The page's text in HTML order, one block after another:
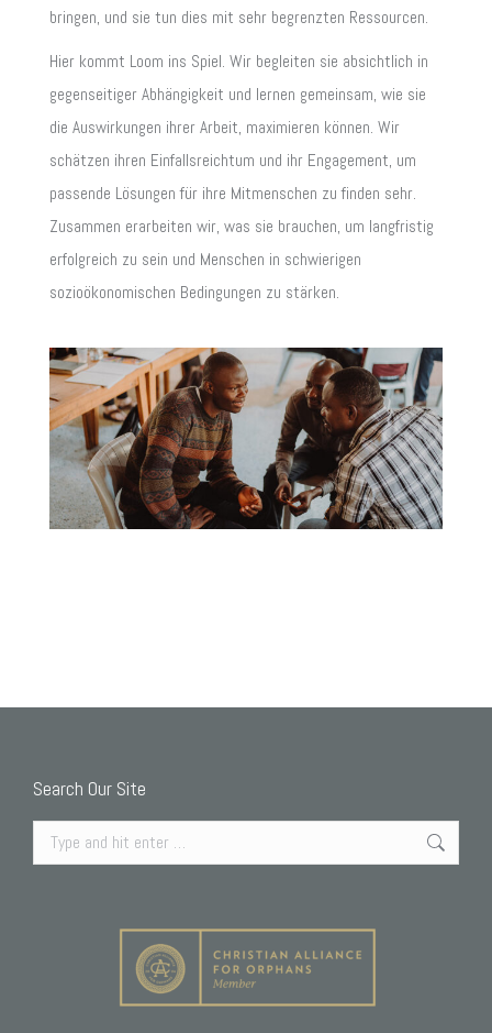
bringen, und sie tun dies mit sehr begrenzten Ressourcen.
Hier kommt Loom ins Spiel. Wir begleiten sie absichtlich in
gegenseitiger Abhängigkeit und lernen gemeinsam, wie sie
die Auswirkungen ihrer Arbeit, maximieren können. Wir
schätzen ihren Einfallsreichtum und ihr Engagement, um
passende Lösungen für ihre Mitmenschen zu finden sehr.
Zusammen erarbeiten wir, was sie brauchen, um langfristig
erfolgreich zu sein und Menschen in schwierigen
sozioökonomischen Bedingungen zu stärken.
Search Our Site
Search: